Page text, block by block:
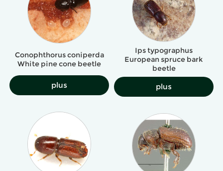
Conophthorus coniperda
White pine cone beetle
plus
Ips typographus
European spruce bark
beetle
plus